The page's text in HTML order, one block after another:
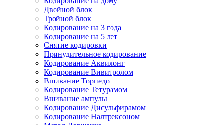
Двойной блок
Тройной блок
Кодирование на 3 года
Кодирование на 5 лет
Снятие кодировки
Принудительное кодирование
Кодирование Аквилонг
Кодирование Вивитролом
Вшивание Торпедо
Кодирование Тетурамом
Вшивание ампулы
Кодирование Дисульфирамом
Кодирование Налтрексоном